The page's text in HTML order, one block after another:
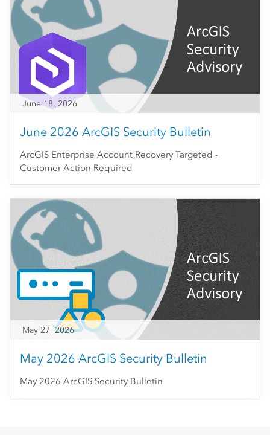
June 18, 2026
June 2026 ArcGIS Security Bulletin
ArcGIS Enterprise Account Recovery Targeted -
Customer Action Required
May 27, 2026
May 2026 ArcGIS Security Bulletin
May 2026 ArcGIS Security Bulletin